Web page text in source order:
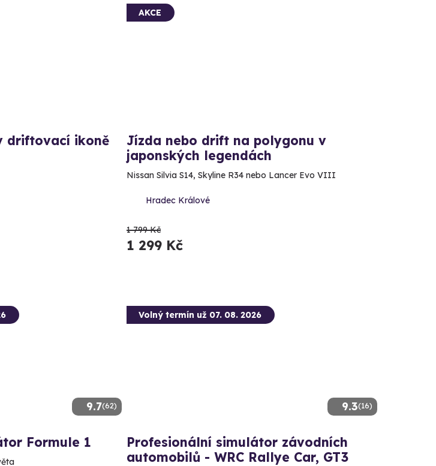
driftovací ikoně
AKCE
Jízda nebo drift na polygonu v
japonských legendách
Nissan Silvia S14, Skyline R34 nebo Lancer Evo VIII
Hradec Králové
1 799 Kč
1 299 Kč
9.7(62)
Formule 1
9.3(16)
Volný termín už 07. 08. 2026
Profesionální simulátor závodních
automobilů - WRC Rallye Car, GT3